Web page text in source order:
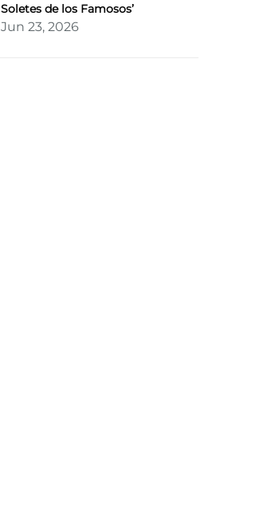
Soletes de los Famosos’
Jun 23, 2026